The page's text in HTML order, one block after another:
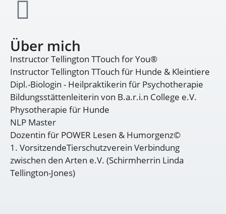
Über mich
Instructor Tellington TTouch for You®
Instructor Tellington TTouch für Hunde & Kleintiere
Dipl.-Biologin - Heilpraktikerin für Psychotherapie
Bildungsstättenleiterin von B.a.r.i.n College e.V.
Physotherapie für Hunde
NLP Master
Dozentin für POWER Lesen & Humorgenz©
1. VorsitzendeTierschutzverein Verbindung
zwischen den Arten e.V. (Schirmherrin Linda
Tellington-Jones)